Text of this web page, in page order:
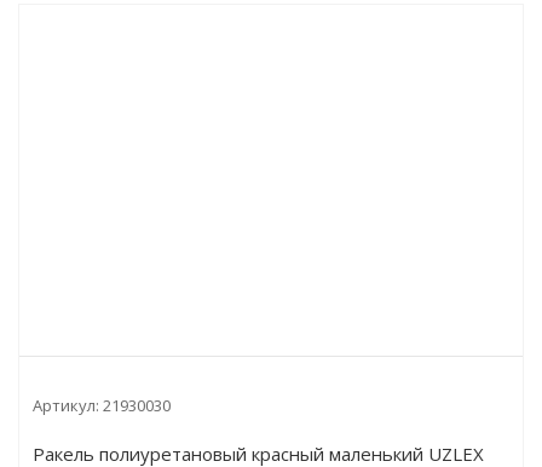
Артикул: 21930030
Ракель полиуретановый красный маленький UZLEX